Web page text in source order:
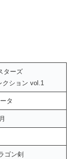
ターズ
クション vol.1
タ
ゴン剣